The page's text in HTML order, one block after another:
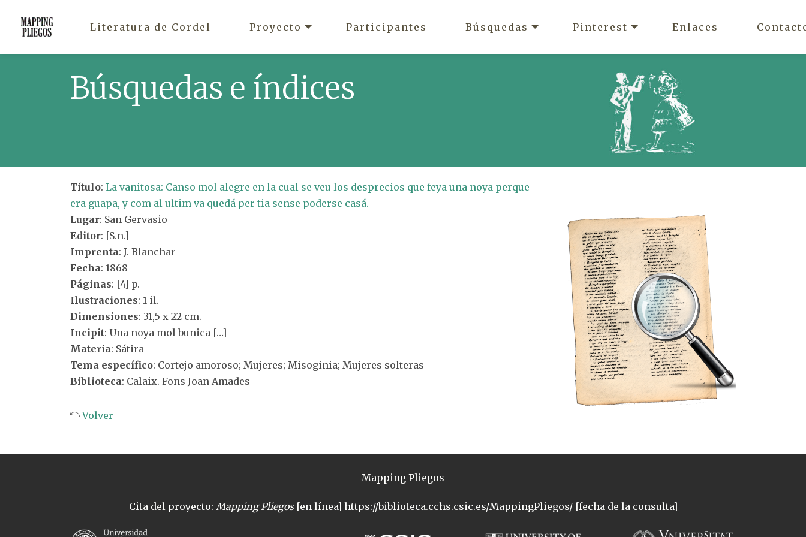
Literatura de Cordel Proyecto Participantes Búsquedas Pinterest Enlaces
Búsquedas e índices
Título: La vanitosa: Canso mol alegre en la cual se veu los desprecios que feya una noya perque
era guapa, y com al ultim va quedá per tia sense poderse casá.
Lugar: San Gervasio
Editor: [S.n.]
Imprenta: J. Blanchar
Fecha: 1868
Páginas: [4] p.
Ilustraciones: 1 il.
Dimensiones: 31,5 x 22 cm.
Incipit: Una noya mol bunica […]
Materia: Sátira
Tema específico: Cortejo amoroso; Mujeres; Misoginia; Mujeres solteras
Biblioteca: Calaix. Fons Joan Amades
Volver
Mapping Pliegos
Cita del proyecto: Mapping Pliegos[en línea] https://biblioteca.cchs.csic.es/MappingPliegos/ [fecha de la consulta]